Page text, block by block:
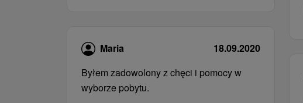
Maria
18.09.2020
Byłem zadowolony z chęci i pomocy w
wyborze pobytu.